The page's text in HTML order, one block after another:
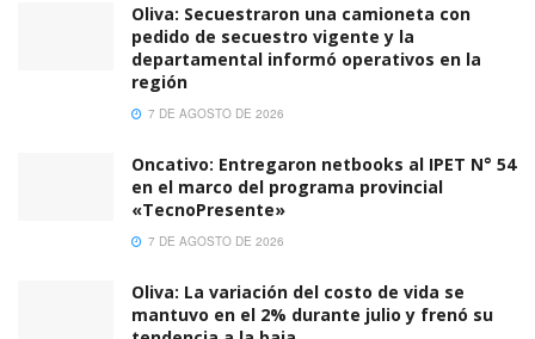
Oliva: Secuestraron una camioneta con
pedido de secuestro vigente y la
departamental informó operativos en la
región
7 DE AGOSTO DE 2026
Oncativo: Entregaron netbooks al IPET N° 54
en el marco del programa provincial
«TecnoPresente»
7 DE AGOSTO DE 2026
Oliva: La variación del costo de vida se
mantuvo en el 2% durante julio y frenó su